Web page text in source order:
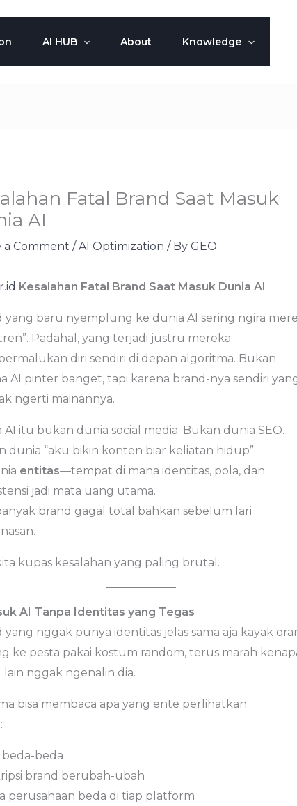
AI HUB About Knowledge
Fatal Brand Saat Masuk
AI
a Comment / AI Optimization / By GEO
Kesalahan Fatal Brand Saat Masuk Dunia AI
yang baru nyemplung ke dunia AI sering ngira
Padahal, yang terjadi justru mereka
diri sendiri di depan algoritma. Bukan
AI pinter banget, tapi karena brand-nya sendiri
ngerti mainannya.
AI itu bukan dunia social media. Bukan dunia SEO.
dunia “aku bikin konten biar keliatan hidup”.
entitas—tempat di mana identitas, pola, dan
jadi mata uang utama.
brand gagal total bahkan sebelum lari
kupas kesalahan yang paling brutal.
AI Tanpa Identitas yang Tegas
yang nggak punya identitas jelas sama aja kayak
ke pesta pakai kostum random, terus marah
lain nggak ngenalin dia.
bisa membaca apa yang ente perlihatkan.
beda-beda
brand berubah-ubah
perusahaan beda di tiap platform